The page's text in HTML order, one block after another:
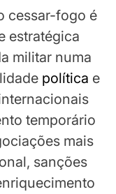
cessar-fogo é
estratégica
militar numa
política e
temporário
mais
sanções